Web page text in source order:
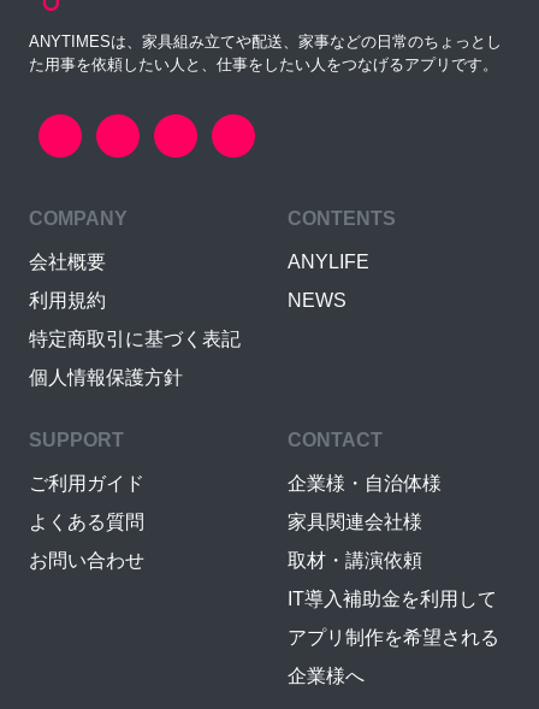
ANYTIMESは、家具組み立てや配送、家事などの日常のちょっとし
た用事を依頼したい人と、仕事をしたい人をつなげるアプリです。
COMPANY
会社概要
利用規約
特定商取引に基づく表記
個人情報保護方針
CONTENTS
ANYLIFE
NEWS
SUPPORT
ご利用ガイド
よくある質問
お問い合わせ
CONTACT
企業様・自治体様
家具関連会社様
取材・講演依頼
IT導入補助金を利用して
アプリ制作を希望される
企業様へ